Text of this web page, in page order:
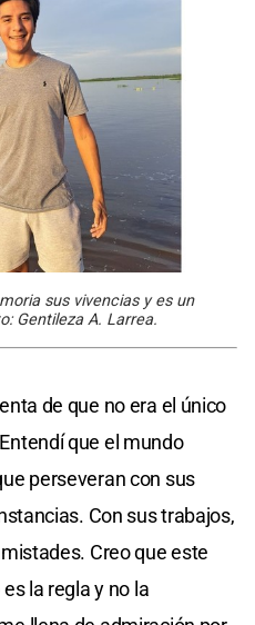
sus vivencias y es un
Gentileza A. Larrea.
de que no era el único
que el mundo
perseveran con sus
Con sus trabajos,
Creo que este
la regla y no la